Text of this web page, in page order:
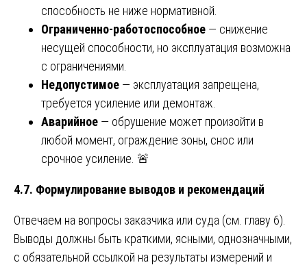
способность не ниже нормативной.
Ограниченно-работоспособное — снижение
несущей способности, но эксплуатация возможна
с ограничениями.
Недопустимое — эксплуатация запрещена,
требуется усиление или демонтаж.
Аварийное — обрушение может произойти в
любой момент, ограждение зоны, снос или
срочное усиление. 🚨
4.7. Формулирование выводов и рекомендаций
Отвечаем на вопросы заказчика или суда (см. главу 6).
Выводы должны быть краткими, ясными, однозначными,
с обязательной ссылкой на результаты измерений и